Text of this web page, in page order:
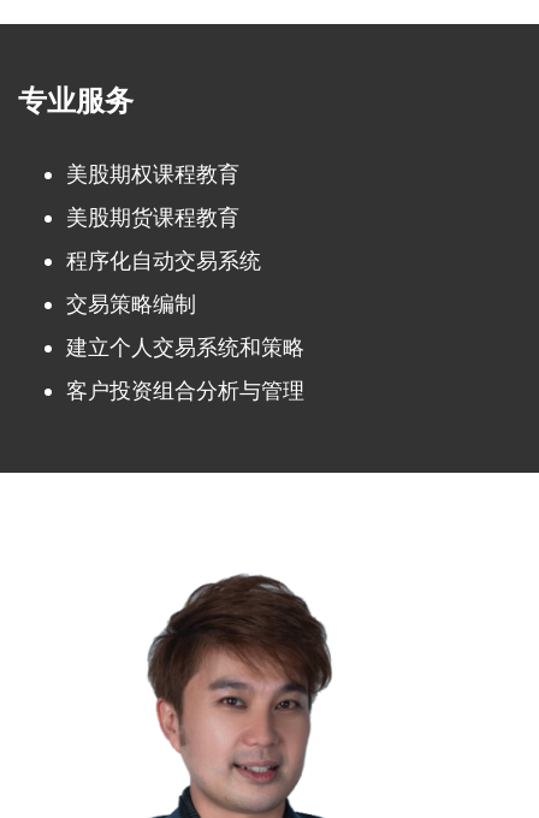
专业服务
美股期权课程教育
美股期货课程教育
程序化自动交易系统
交易策略编制
建立个人交易系统和策略
客户投资组合分析与管理